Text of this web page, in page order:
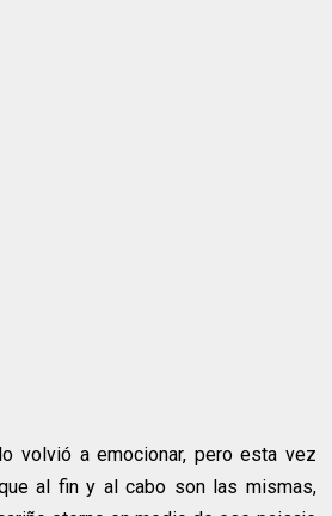
volvió a emocionar, pero esta vez
al fin y al cabo son las mismas,